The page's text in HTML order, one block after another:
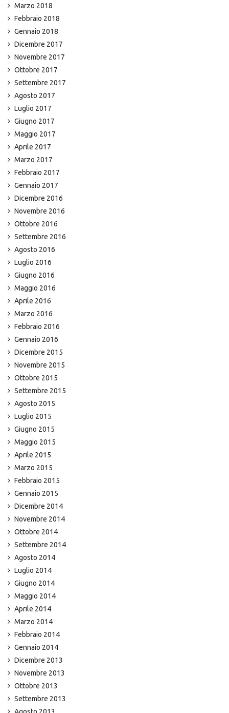
Marzo 2018
Febbraio 2018
Gennaio 2018
Dicembre 2017
Novembre 2017
Ottobre 2017
Settembre 2017
Agosto 2017
Luglio 2017
Giugno 2017
Maggio 2017
Aprile 2017
Marzo 2017
Febbraio 2017
Gennaio 2017
Dicembre 2016
Novembre 2016
Ottobre 2016
Settembre 2016
Agosto 2016
Luglio 2016
Giugno 2016
Maggio 2016
Aprile 2016
Marzo 2016
Febbraio 2016
Gennaio 2016
Dicembre 2015
Novembre 2015
Ottobre 2015
Settembre 2015
Agosto 2015
Luglio 2015
Giugno 2015
Maggio 2015
Aprile 2015
Marzo 2015
Febbraio 2015
Gennaio 2015
Dicembre 2014
Novembre 2014
Ottobre 2014
Settembre 2014
Agosto 2014
Luglio 2014
Giugno 2014
Maggio 2014
Aprile 2014
Marzo 2014
Febbraio 2014
Gennaio 2014
Dicembre 2013
Novembre 2013
Ottobre 2013
Settembre 2013
Agosto 2013